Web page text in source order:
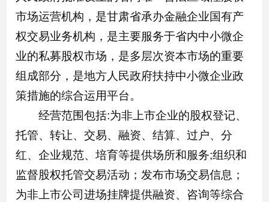
市场运营机构，是甘肃省承办金融企业国有产
权交易业务机构，是主要服务于省内中小微企
业的私募股权市场，是多层次资本市场的重要
组成部分，是地方人民政府扶持中小微企业政
策措施的综合运用平台。
经营范围包括:为非上市企业的股权登记、
托管、转让、交易、融资、结算、过户、分
红、企业规范、培育等提供场所和服务;组织和
监督股权托管交易活动；发布市场交易信息；
为非上市公司进场挂牌提供融资、咨询等综合